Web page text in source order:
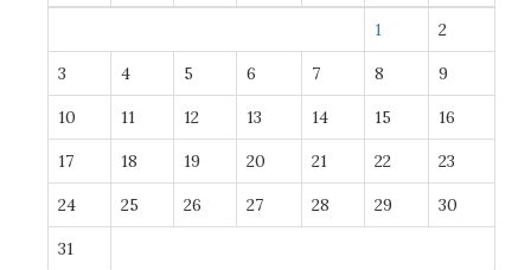
1 2
3 4 5 6 7 8 9
10 11 12 13 14 15 16
17 18 19 20 21 22 23
24 25 26 27 28 29 30
31